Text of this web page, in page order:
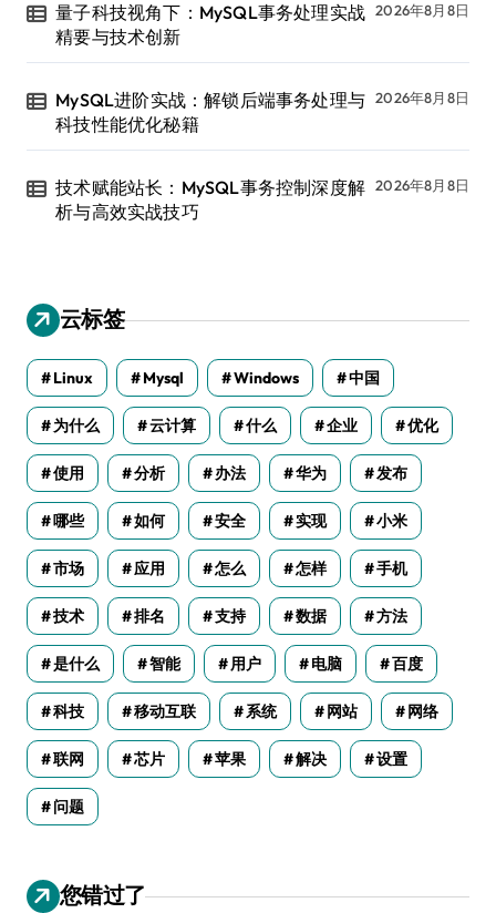
量子科技视角下：MySQL事务处理实战
精要与技术创新
2026年8月8日
MySQL进阶实战：解锁后端事务处理与
科技性能优化秘籍
2026年8月8日
技术赋能站长：MySQL事务控制深度解
析与高效实战技巧
2026年8月8日
云标签
Linux Mysql Windows 中国
为什么 云计算 什么 企业 优化
使用 分析 办法 华为 发布
哪些 如何 安全 实现 小米
市场 应用 怎么 怎样 手机
技术 排名 支持 数据 方法
是什么 智能 用户 电脑 百度
科技 移动互联 系统 网站 网络
联网 芯片 苹果 解决 设置
问题
您错过了